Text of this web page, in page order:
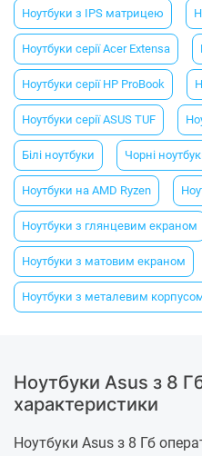
Ноутбуки з IPS матрицею
Ноутбуки серії Acer Extensa
Ноутбуки серії HP ProBook
Ноутбуки серії ASUS TUF
Білі ноутбуки Чорні
Ноутбуки на AMD Ryzen
Ноутбуки з глянцевим екраном
Ноутбуки з матовим екраном
Ноутбуки з металевим
Ноутбуки Asus з 8
характеристики
Ноутбуки Asus з 8 Гб